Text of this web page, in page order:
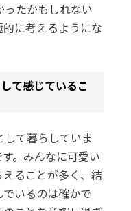
たかもしれない
に考えるようにな
て感じているこ
て暮らしていま
。みんなに可愛い
ることが多く、結
いるのは確かで